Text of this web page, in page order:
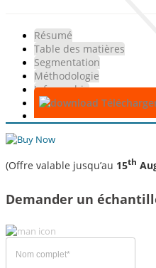
Résumé
Table des matières
Segmentation
Méthodologie
Infographie
(Offre valable jusqu’au 15th
Demander un